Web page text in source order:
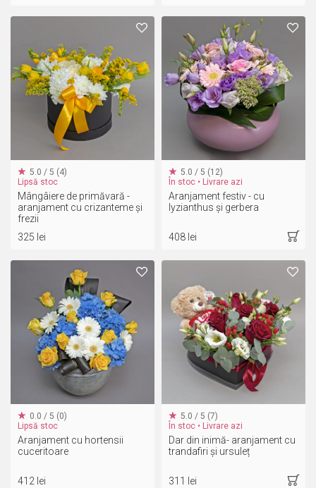
5.0 / 5 (4)
Lipsă stoc
Mângâiere de primăvară -
aranjament cu crizanteme și
frezii
325 lei
5.0 / 5 (12)
În stoc • Livrare azi
Aranjament festiv - cu
lyzianthus și gerbera
408 lei
0.0 / 5 (0)
Lipsă stoc
Aranjament cu hortensii
cuceritoare
412 lei
5.0 / 5 (7)
În stoc • Livrare azi
Dar din inimă- aranjament cu
trandafiri și ursuleț
311 lei